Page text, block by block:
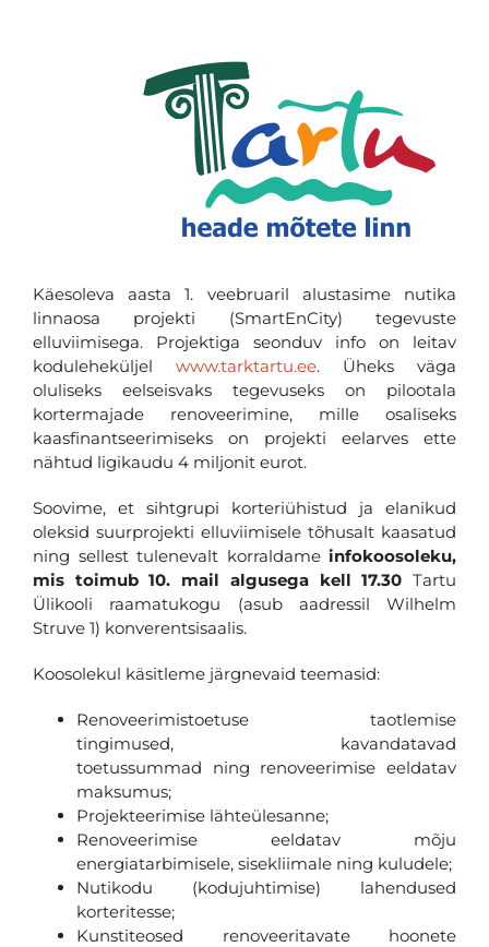
Käesoleva aasta 1. veebruaril alustasime nutika
linnaosa projekti (SmartEnCity) tegevuste
elluviimisega. Projektiga seonduv info on leitav
koduleheküljel www.tarktartu.ee. Üheks väga
oluliseks eelseisvaks tegevuseks on pilootala
kortermajade renoveerimine, mille osaliseks
kaasfinantseerimiseks on projekti eelarves ette
nähtud ligikaudu 4 miljonit eurot.
Soovime, et sihtgrupi korteriühistud ja elanikud
oleksid suurprojekti elluviimisele tõhusalt kaasatud
ning sellest tulenevalt korraldame infokoosoleku,
mis toimub 10. mail algusega kell 17.30 Tartu
Ülikooli raamatukogu (asub aadressil Wilhelm
Struve 1) konverentsisaalis.
Koosolekul käsitleme järgnevaid teemasid:
Renoveerimistoetuse taotlemise
tingimused, kavandatavad
toetussummad ning renoveerimise eeldatav
maksumus;
Projekteerimise lähteülesanne;
Renoveerimise eeldatav mõju
energiatarbimisele, sisekliimale ning kuludele;
Nutikodu (kodujuhtimise) lahendused
korteritesse;
Kunstiteosed renoveeritavate hoonete